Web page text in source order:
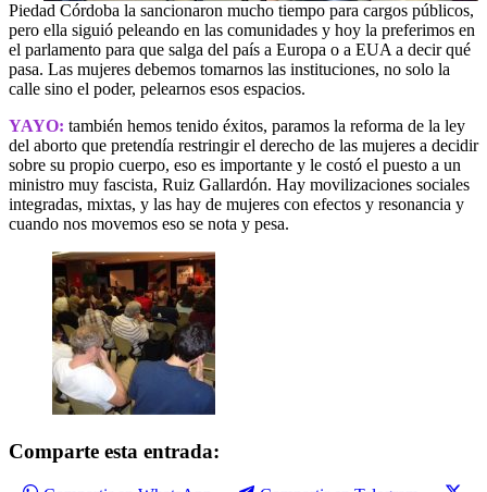
Piedad Córdoba la sancionaron mucho tiempo para cargos públicos,
pero ella siguió peleando en las comunidades y hoy la preferimos en
el parlamento para que salga del país a Europa o a EUA a decir qué
pasa. Las mujeres debemos tomarnos las instituciones, no solo la
calle sino el poder, pelearnos esos espacios.
YAYO: también hemos tenido éxitos, paramos la reforma de la ley
del aborto que pretendía restringir el derecho de las mujeres a decidir
sobre su propio cuerpo, eso es importante y le costó el puesto a un
ministro muy fascista, Ruiz Gallardón. Hay movilizaciones sociales
integradas, mixtas, y las hay de mujeres con efectos y resonancia y
cuando nos movemos eso se nota y pesa.
Comparte esta entrada: